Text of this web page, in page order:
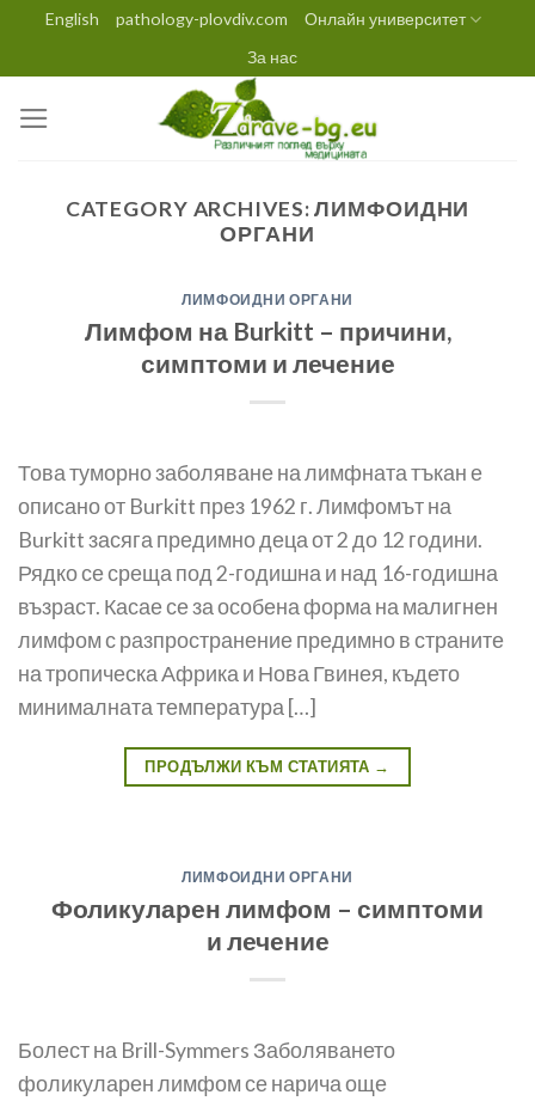
content
English pathology-plovdiv.com
Онлайн университет
За нас
CATEGORY ARCHIVES:ЛИМФОИДНИ
ОРГАНИ
ЛИМФОИДНИ ОРГАНИ
Лимфом на Burkitt – причини,
симптоми и лечение
Това туморно заболяване на лимфната тъкан е
описано от Burkitt през 1962 г. Лимфомът на
Burkitt засяга предимно деца от 2 до 12 години.
Рядко се среща под 2-годишна и над 16-годишна
възраст. Касае се за особена форма на малигнен
лимфом с разпространение предимно в страните
на тропическа Африка и Нова Гвинея, където
минималната температура […]
ПРОДЪЛЖИ КЪМ СТАТИЯТА →
ЛИМФОИДНИ ОРГАНИ
Фоликуларен лимфом – симптоми
и лечение
Болест на Brill-Symmers Заболяването
фоликуларен лимфом се нарича още